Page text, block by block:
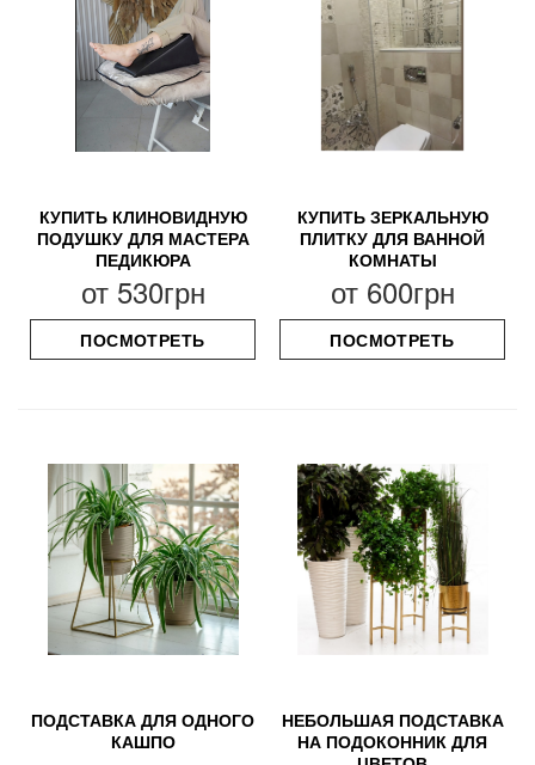
КУПИТЬ КЛИНОВИДНУЮ
ПОДУШКУ ДЛЯ МАСТЕРА
ПЕДИКЮРА
от 530грн
ПОСМОТРЕТЬ
КУПИТЬ ЗЕРКАЛЬНУЮ
ПЛИТКУ ДЛЯ ВАННОЙ
КОМНАТЫ
от 600грн
ПОСМОТРЕТЬ
ПОДСТАВКА ДЛЯ ОДНОГО
КАШПО
НЕБОЛЬШАЯ ПОДСТАВКА
НА ПОДОКОННИК ДЛЯ